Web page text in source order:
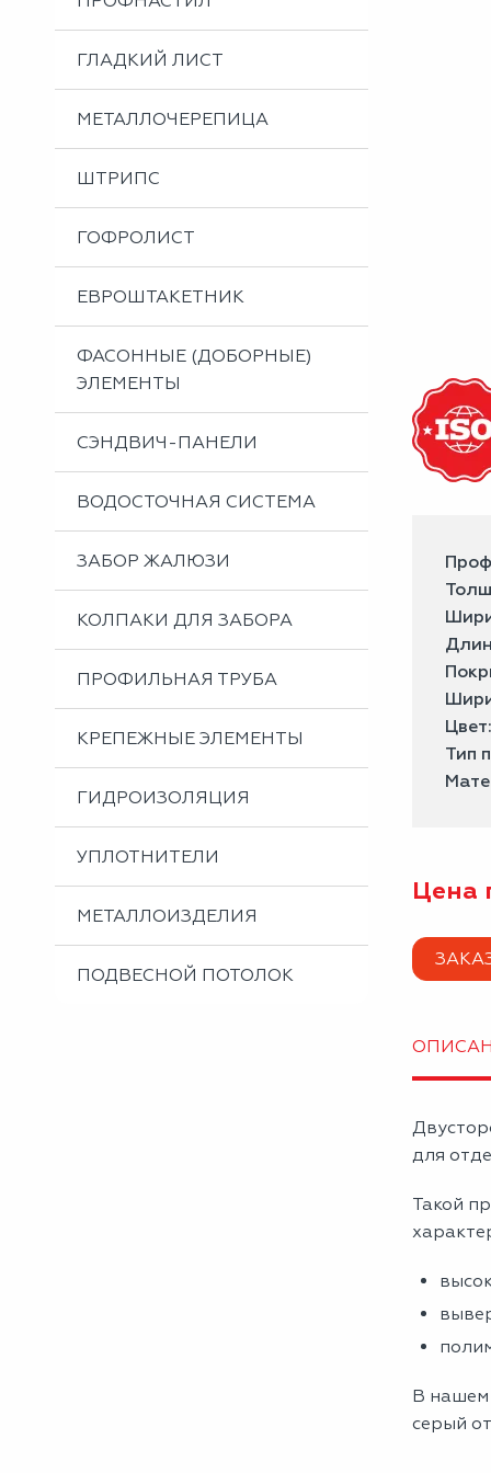
Металлоизделия
Проектирование вентилируемых фасадов
Вальцовка листового металла
ГЛАДКИЙ ЛИСТ
МЕТАЛЛОЧЕРЕПИЦА
ШТРИПС
ГОФРОЛИСТ
ЕВРОШТАКЕТНИК
ФАСОННЫЕ (ДОБОРНЫЕ)
ЭЛЕМЕНТЫ
СЭНДВИЧ-ПАНЕЛИ
ВОДОСТОЧНАЯ СИСТЕМА
ЗАБОР ЖАЛЮЗИ
КОЛПАКИ ДЛЯ ЗАБОРА
ПРОФИЛЬНАЯ ТРУБА
КРЕПЕЖНЫЕ ЭЛЕМЕНТЫ
ГИДРОИЗОЛЯЦИЯ
УПЛОТНИТЕЛИ
МЕТАЛЛОИЗДЕЛИЯ
ПОДВЕСНОЙ ПОТОЛОК
Тип
Цена
для
Такой
В нашем
серый